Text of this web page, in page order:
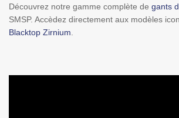
Découvrez notre gamme complète de gants
SMSP. Accèdez directement aux modèles
Blacktop Zirnium